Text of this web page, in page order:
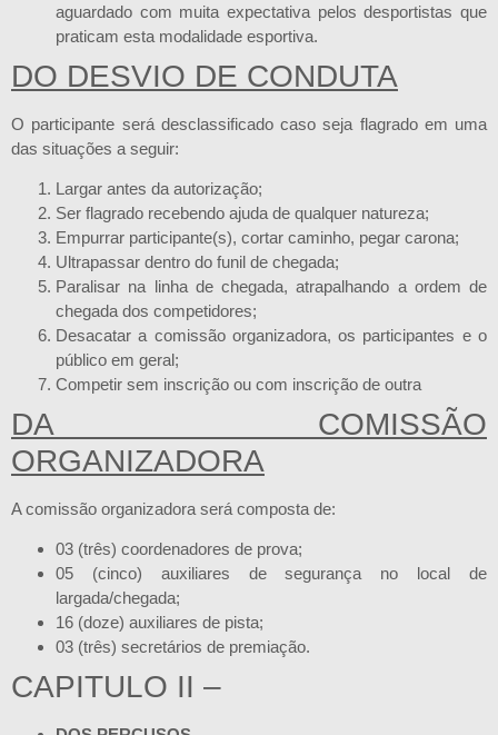
aguardado com muita expectativa pelos desportistas que
praticam esta modalidade esportiva.
DO DESVIO DE CONDUTA
O participante será desclassificado caso seja flagrado em uma
das situações a seguir:
Largar antes da autorização;
Ser flagrado recebendo ajuda de qualquer natureza;
Empurrar participante(s), cortar caminho, pegar carona;
Ultrapassar dentro do funil de chegada;
Paralisar na linha de chegada, atrapalhando a ordem de
chegada dos competidores;
Desacatar a comissão organizadora, os participantes e o
público em geral;
Competir sem inscrição ou com inscrição de outra
DA COMISSÃO
ORGANIZADORA
A comissão organizadora será composta de:
03 (três) coordenadores de prova;
05 (cinco) auxiliares de segurança no local de
largada/chegada;
16 (doze) auxiliares de pista;
03 (três) secretários de premiação.
CAPITULO II –